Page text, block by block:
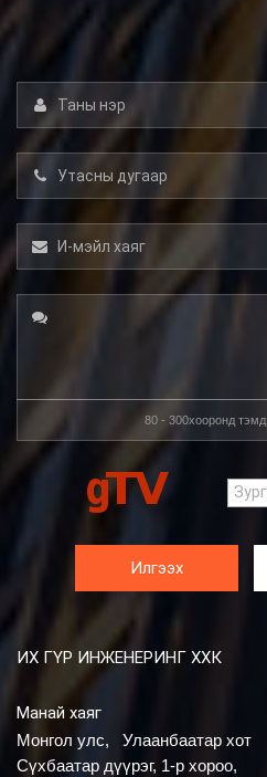
80 - 300хооронд
Илгээх
ИХ ГҮР ИНЖЕНЕРИНГ ХХК
Манай хаяг
Монгол улс, Улаанбаатар хот
Сүхбаатар дүүрэг, 1-р хороо,